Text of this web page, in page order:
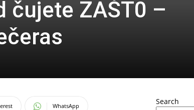
čujete ZAŠT0 –
WhatsApp
Search